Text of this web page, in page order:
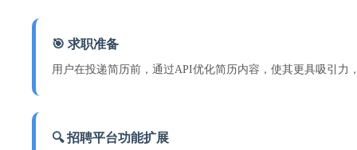
🎯 求职准备
用户在投递简历前，通过API优化简历内容，使其更具吸引力
🔍 招聘平台功能扩展